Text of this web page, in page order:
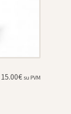
15.00€ su PVM